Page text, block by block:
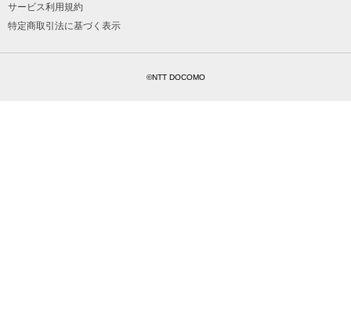
サービス利用規約
特定商取引法に基づく表示
©NTT DOCOMO